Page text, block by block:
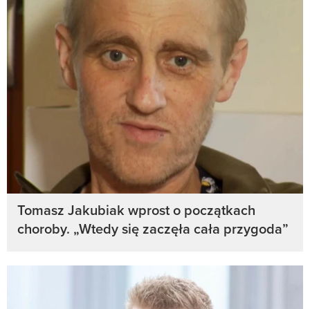
Tomasz Jakubiak wprost o początkach
choroby. „Wtedy się zaczęła cała przygoda”